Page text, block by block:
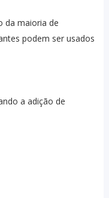
da maioria de
podem ser usados
a adição de